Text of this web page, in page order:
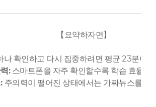
【 요약하자면】
나 확인하고 다시 집중하려면 평균 23분이
:스마트폰을 자주 확인할수록 학습 효율이
주의력이 떨어진 상태에서는 가짜뉴스를 믿